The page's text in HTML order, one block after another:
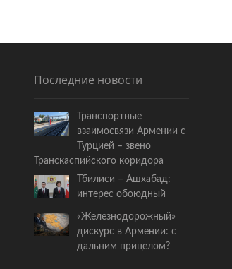
ю
Последние новости
Транспортные
взаимосвязи Армении с
Турцией – звено
Транскаспийского коридора
Тбилиси – Ашхабад:
интерес обоюдный
«Железнодорожный»
дискурс в Армении: с
дальним прицелом?